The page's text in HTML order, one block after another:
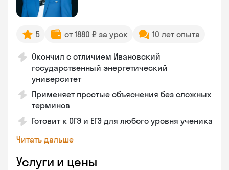
5 от 1880 ₽ за урок 10 лет опыта
Окончил с отличием Ивановский
государственный энергетический
университет
Применяет простые объяснения без сложных
терминов
Готовит к ОГЭ и ЕГЭ для любого уровня ученика
Читать дальше
Услуги и цены